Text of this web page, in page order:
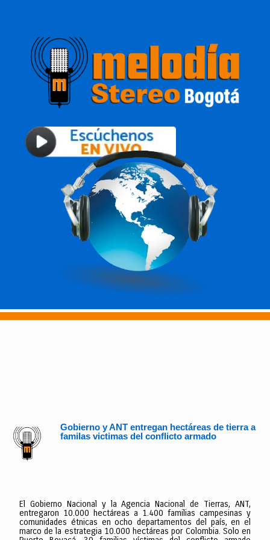
Gobierno y ANT entregan hectáreas de tierra a
familas victimas del conflicto armado
El Gobierno Nacional y la Agencia Nacional de Tierras, ANT,
entregaron 10.000 hectáreas a 1.400 familias campesinas y
comunidades étnicas en ocho departamentos del país, en el
marco de la estrategia 10.000 hectáreas por Colombia. Solo en